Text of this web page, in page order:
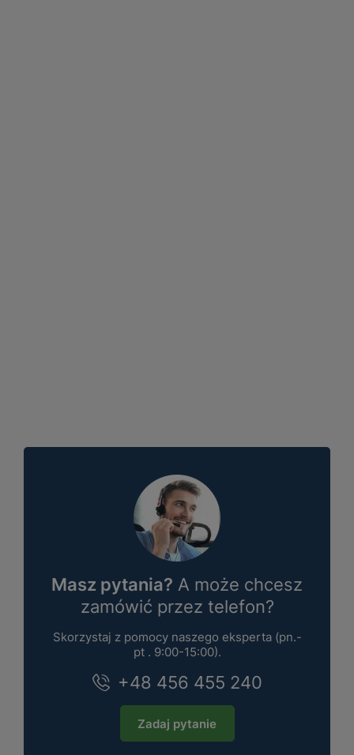
Masz pytania? A może chcesz
zamówić przez telefon?
Skorzystaj z pomocy naszego eksperta (pn.-
pt . 9:00-15:00).
+48 456 455 240
Zadaj pytanie